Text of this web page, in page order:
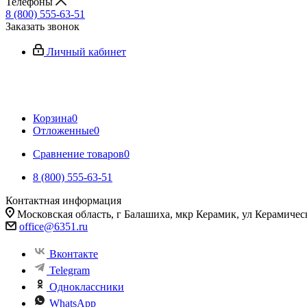
8 (800) 555-63-51
Заказать звонок
Личный кабинет
Корзина0
Отложенные0
Сравнение товаров0
8 (800) 555-63-51
Контактная информация
Московская область, г Балашиха, мкр Керамик, ул
office@6351.ru
Вконтакте
Telegram
Одноклассники
WhatsApp